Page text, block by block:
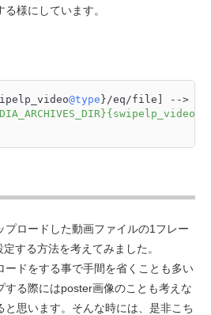
様にしています。
@type }/eq/file] -->
プロードした動画ファイルの1フレー
する方法を考えてみました。
ードをする事で手間を省くことも多い
する際にはposter画像のことも考えな
と思います。そんな時には、是非こち